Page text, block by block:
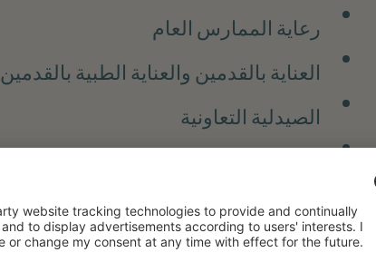
رعاية الممارس العام
العناية بالقدمين والعناية الطبية بالقدمين
الصيدلية التعاونية